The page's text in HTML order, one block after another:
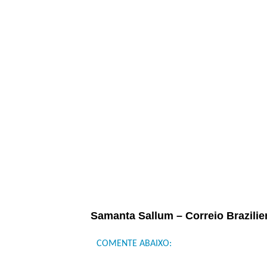
Samanta Sallum – Correio
COMENTE ABAIXO: